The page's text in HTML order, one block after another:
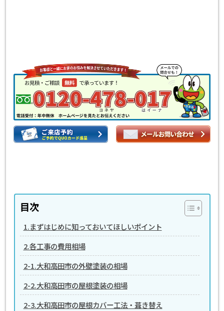
目次
1.まずはじめに知っておいてほしいポイント
2.各工事の費用相場
2-1.大和高田市の外壁塗装の相場
2-2.大和高田市の屋根塗装の相場
2-3.大和高田市の屋根カバー工法・葺き替え